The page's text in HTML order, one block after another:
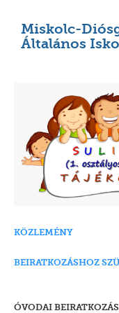
Miskolc-
Általános
KÖZLEMÉNY
BEIRATKOZÁSHOZ
ÓVODAI BEIRATKOZÁS